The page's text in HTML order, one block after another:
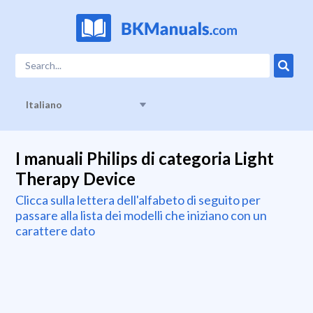
Italiano
I manuali Philips di categoria Light
Therapy Device
Clicca sulla lettera dell'alfabeto di seguito per
passare alla lista dei modelli che iniziano con un
carattere dato